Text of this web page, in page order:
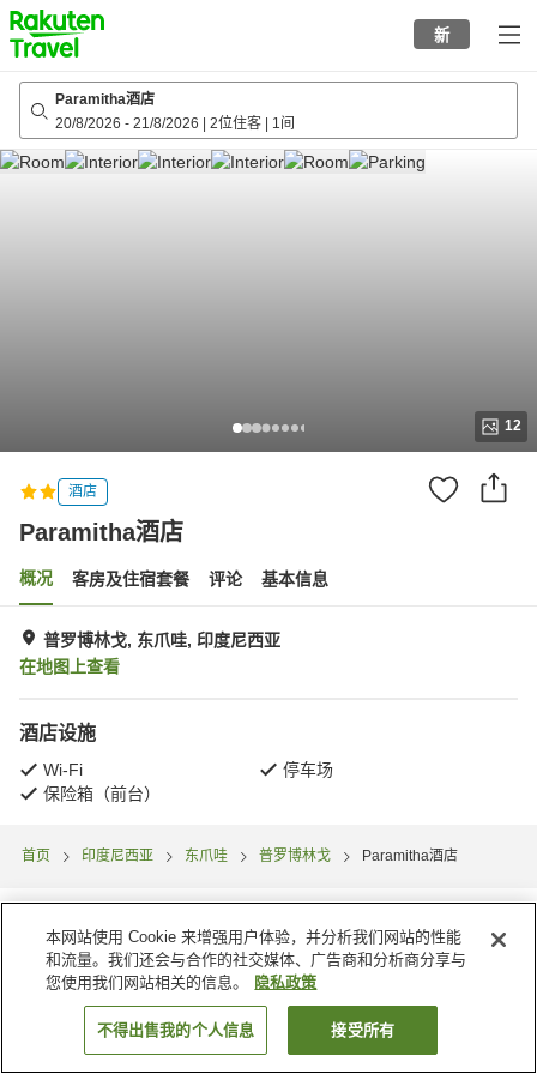
to
top
page
新
Paramitha酒店
20/8/2026 - 21/8/2026 2位住客 1间
12
酒店
Paramitha酒店
概况 客房及住宿套餐 评论 基本信息
普罗博林戈, 东爪哇, 印度尼西亚
在地图上查看
酒店设施
Wi-Fi
停车场
保险箱（前台）
首页 印度尼西亚 东爪哇 普罗博林戈 Paramitha酒店
搜索客房
本网站使用 Cookie 来增强用户体验，并分析我们网站的性能
和流量。我们还会与合作的社交媒体、广告商和分析商分享与
您使用我们网站相关的信息。
隐私政策
不得出售我的个人信息 接受所有